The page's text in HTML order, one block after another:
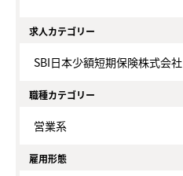
求人カテゴリー
SBI日本少額短期保険株式会社
職種カテゴリー
営業系
雇用形態